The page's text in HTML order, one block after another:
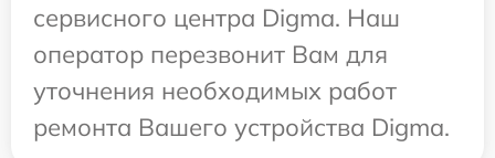
сервисного центра Digma. Наш
оператор перезвонит Вам для
уточнения необходимых работ
ремонта Вашего устройства Digma.